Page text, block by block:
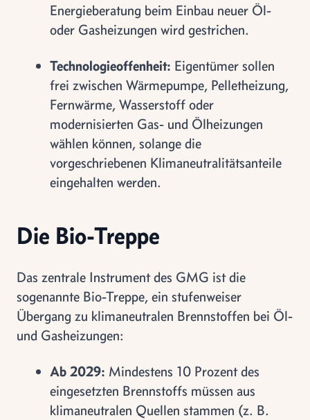
Energieberatung beim Einbau neuer Öl-
oder Gasheizungen wird gestrichen.
Technologieoffenheit: Eigentümer sollen
frei zwischen Wärmepumpe, Pelletheizung,
Fernwärme, Wasserstoff oder
modernisierten Gas- und Ölheizungen
wählen können, solange die
vorgeschriebenen Klimaneutralitätsanteile
eingehalten werden.
Die Bio-Treppe
Das zentrale Instrument des GMG ist die
sogenannte Bio-Treppe, ein stufenweiser
Übergang zu klimaneutralen Brennstoffen bei Öl-
und Gasheizungen:
Ab 2029: Mindestens 10 Prozent des
eingesetzten Brennstoffs müssen aus
klimaneutralen Quellen stammen (z. B.